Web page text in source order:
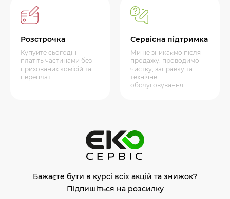
Розстрочка
Купуйте сьогодні —
платіть частинами без
прихованих комісій та
переплат.
Сервісна підтримка
Ми не зникаємо після
продажу: проводимо
чистку, заправку та
технічне
обслуговування
Бажаєте бути в курсі всіх акцій та знижок?
Підпишіться на розсилку